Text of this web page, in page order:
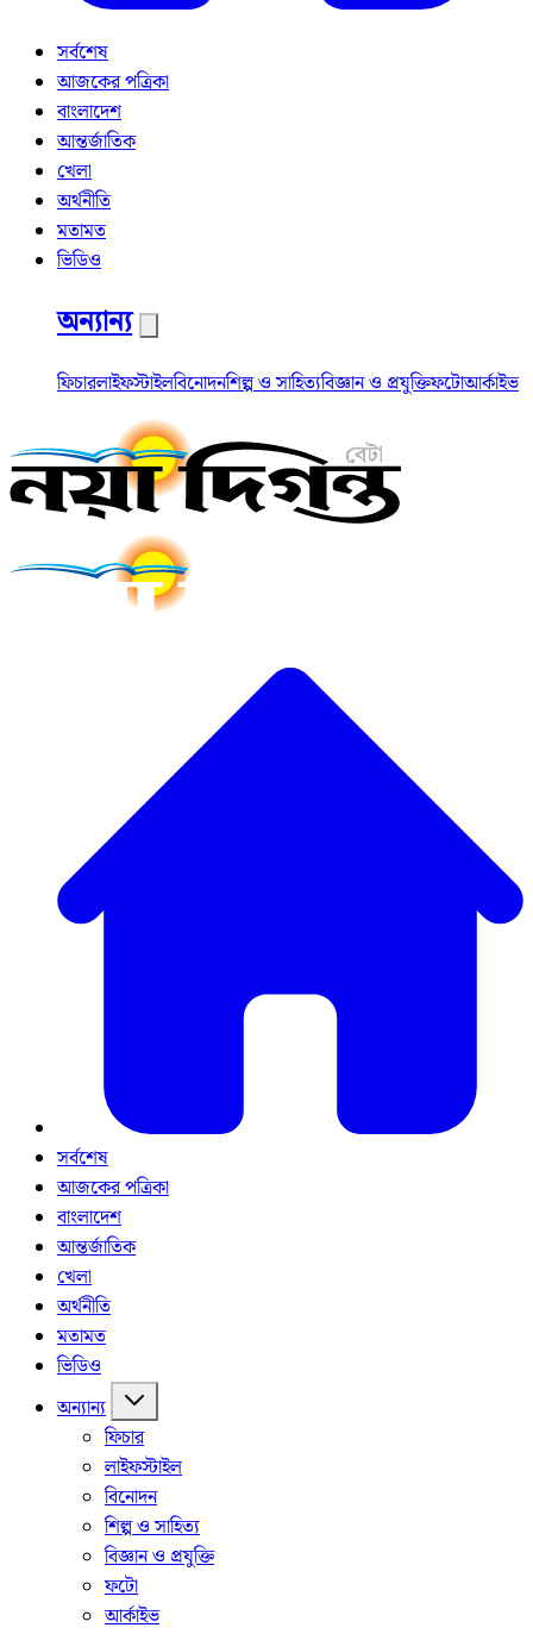
সর্বশেষ
আজকের পত্রিকা
বাংলাদেশ
আন্তর্জাতিক
খেলা
অর্থনীতি
মতামত
ভিডিও
অন্যান্য
ফিচারলাইফস্টাইলবিনোদনশিল্প ও সাহিত্যবিজ্ঞান ও প্রযুক্তিফটোআর্কাইভ
সর্বশেষ
আজকের পত্রিকা
বাংলাদেশ
আন্তর্জাতিক
খেলা
অর্থনীতি
মতামত
ভিডিও
অন্যান্য
ফিচার
লাইফস্টাইল
বিনোদন
শিল্প ও সাহিত্য
বিজ্ঞান ও প্রযুক্তি
ফটো
আর্কাইভ